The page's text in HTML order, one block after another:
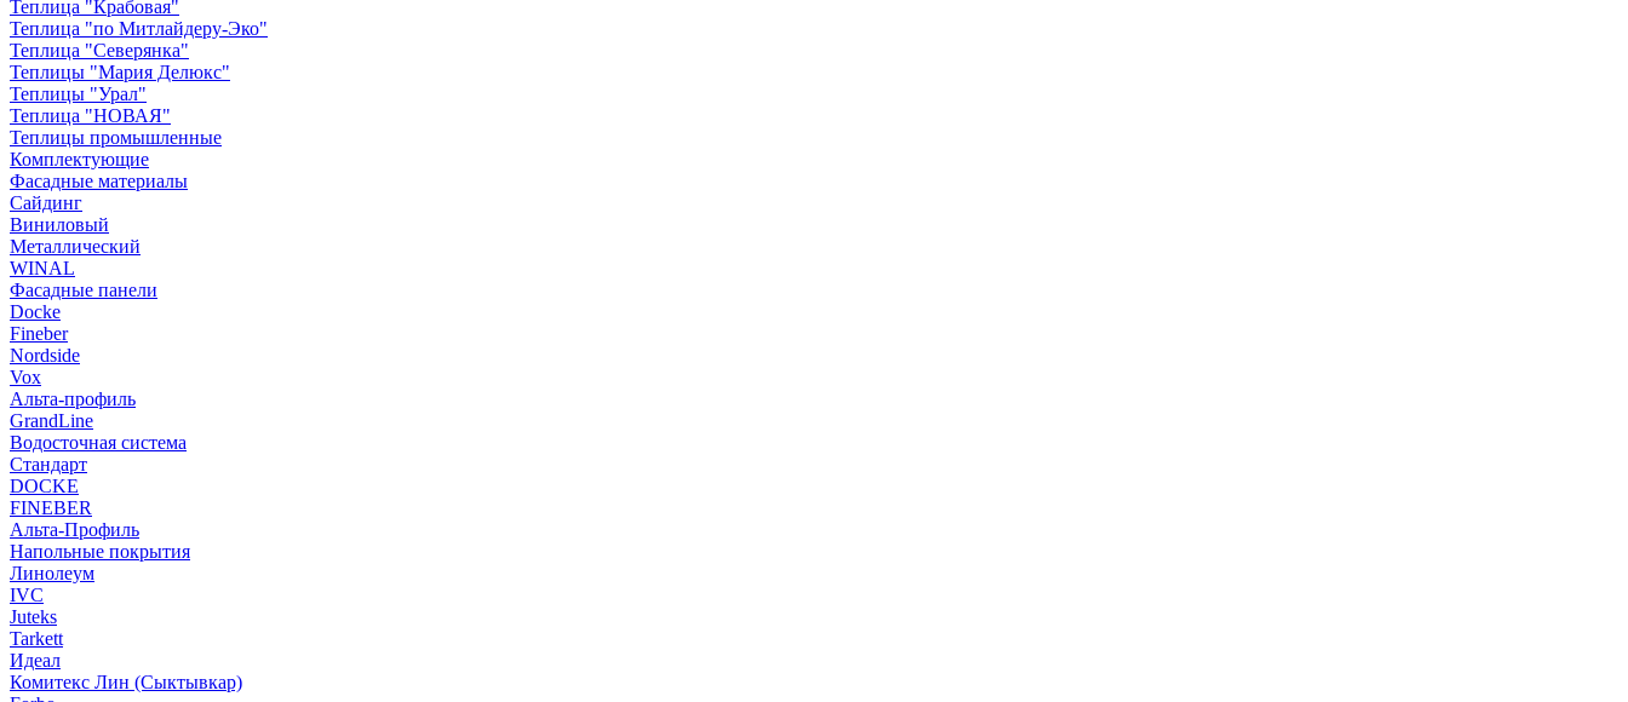
Теплица "Крабовая"
Теплица "по Митлайдеру-Эко"
Теплица "Северянка"
Теплицы "Мария Делюкс"
Теплицы "Урал"
Теплица "НОВАЯ"
Теплицы промышленные
Комплектующие
Фасадные материалы
Сайдинг
Виниловый
Металлический
WINAL
Фасадные панели
Docke
Fineber
Nordside
Vox
Альта-профиль
GrandLine
Водосточная система
Стандарт
DOCKE
FINEBER
Альта-Профиль
Напольные покрытия
Линолеум
IVC
Juteks
Tarkett
Идеал
Комитекс Лин (Сыктывкар)